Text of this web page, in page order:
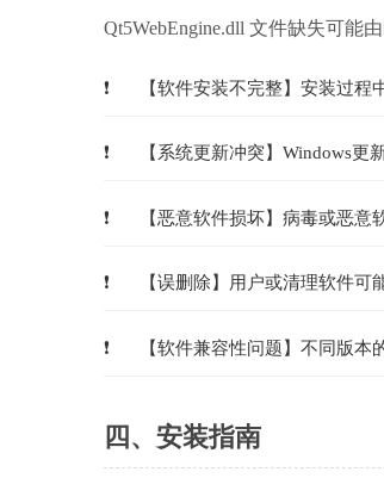
Qt5WebEngine.dll 文件缺失可能
【软件安装不完整】安装过
【系统更新冲突】Windows
【恶意软件损坏】病毒或恶
【误删除】用户或清理软件可
【软件兼容性问题】不同版
四、安装指南